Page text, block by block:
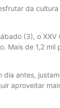
da
(3), o XXV
Mais de 1,2 mil
antes,
aproveitar